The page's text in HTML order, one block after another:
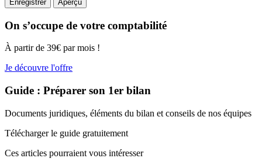
On s’occupe de votre comptabilité
À partir de 39€ par mois !
Je découvre l'offre
Guide : Préparer son 1er bilan
Documents juridiques, éléments du bilan et conseils de nos équipes
Télécharger le guide gratuitement
Ces articles pourraient vous intéresser